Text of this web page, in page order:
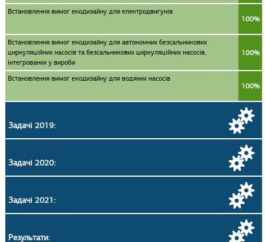
Встановлення вимог екодизайну для електродвигунів
100%
Встановлення вимог екодизайну для автономних безсальникових
циркуляційних насосів та безсальникових циркуляційних насосів,
інтегрованих у вироби
100%
Встановлення вимог екодизайну для водяних насосів
100%
Задачі 2019:
Задачі 2020:
Задачі 2021:
Результати: